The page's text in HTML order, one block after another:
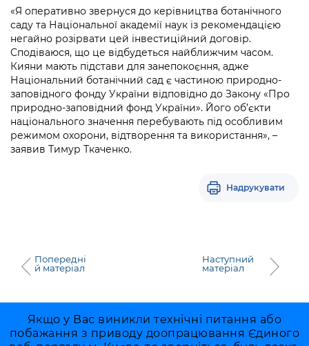
Підприємства, установи, організації
Kyiv International Relations
Річні звіти
Гендерна політика
Безбар'єрність
Пам'ятки культурної спадщини
Портал Захисників та Захисниць
Безбар'єрність
Портал послуг
Міський застосунок Київ Цифровий
Важливе під час воєнного стану
«Ініціатива «Партнерство «Відкритий
Уряд» – місцевий рівень»
Важливе під час воєнного стану
Про відкриті дані
Портал даних Києва
Публічні дашборди
«Я оперативно звернуся до керівництва ботанічного
саду та Національної академії наук із рекомендацією
негайно розірвати цей інвестиційний договір.
Сподіваюся, що це відбудеться найближчим часом.
Кияни мають підстави для занепокоєння, адже
Національний ботанічний сад є частиною природно-
заповідного фонду України відповідно до Закону «Про
природно-заповідний фонд України». Його об’єкти
національного значення перебувають під особливим
режимом охорони, відтворення та використання», –
заявив Тимур Ткаченко.
Надрукувати
Попередні
й матеріал
Наступний
матеріал
Якщо у Вас виникли технічні питання або
побажання з приводу доопрацювання Єдиного